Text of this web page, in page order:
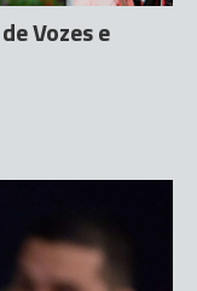
Vozes e